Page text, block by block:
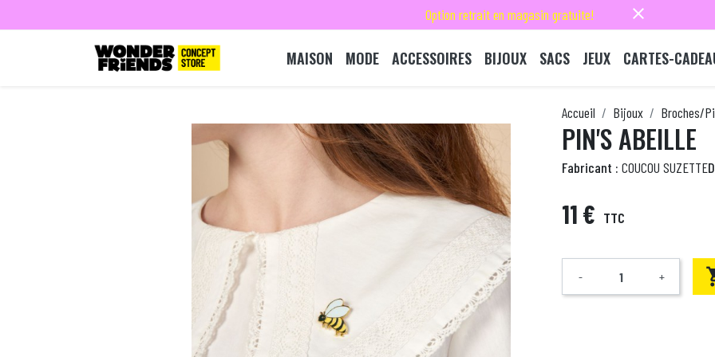
Option retrait en magasin gratuite! close
MAISON MODE ACCESSOIRES BIJOUX SACS JEUX CARTES-
Accueil Bijoux Broches/
PIN'S ABEILLE
Fabricant : COUCOU SUZETTE
11 € TTC
Quantité
- +